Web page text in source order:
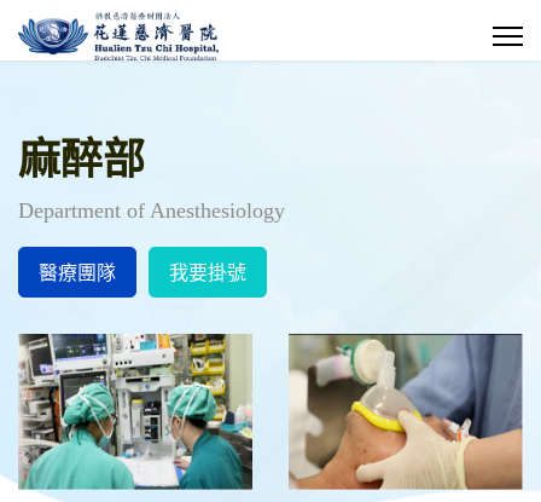
麻醉部
Department of Anesthesiology
醫療團隊 我要掛號
欣肝如貽感恩有您 肝臟移植十
五周年